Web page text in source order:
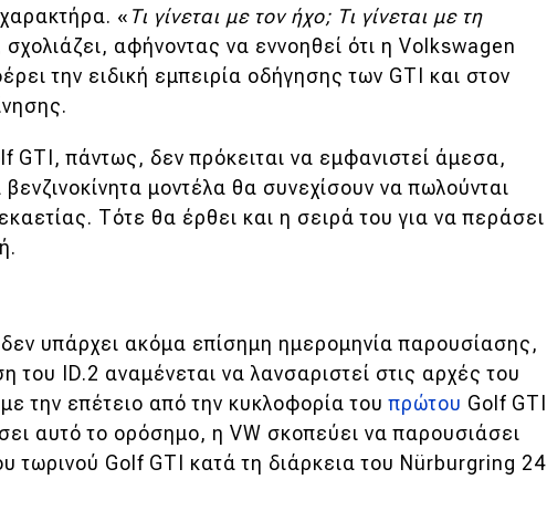
« Τι γίνεται με τον ήχο; Τι γίνεται με τη
σχολιάζει, αφήνοντας να εννοηθεί ότι η Volkswagen
την ειδική εμπειρία οδήγησης των GTI και στον
GTI, πάντως, δεν πρόκειται να εμφανιστεί άμεσα,
μοντέλα θα συνεχίσουν να πωλούνται
Τότε θα έρθει και η σειρά του για να περάσει
υπάρχει ακόμα επίσημη ημερομηνία παρουσίασης,
του ID.2 αναμένεται να λανσαριστεί στις αρχές του
την επέτειο από την κυκλοφορία τουπρώτου Golf GTI
αυτό το ορόσημο, η VW σκοπεύει να παρουσιάσει
τωρινού Golf GTI κατά τη διάρκεια του Nürburgring 24